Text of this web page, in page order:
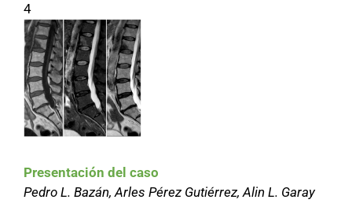
4
Presentación del caso
Pedro L. Bazán, Arles Pérez Gutiérrez, Alin L. Garay